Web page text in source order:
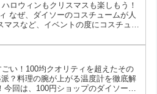
ロウィンもクリスマスも楽しもう！
なぜ、ダイソーのコスチュームが人
マスなど、イベントの度にコスチュー
イソーのコスチュームがなぜ人気な
てイベントをさらに盛り上げるコー
します。 【ハロウィンコスチューム
ーで探す、お気に入り...
い！100均クオリティを超えたその
？料理の腕が上がる温度計を徹底解
回は、100円ショップのダイソーで